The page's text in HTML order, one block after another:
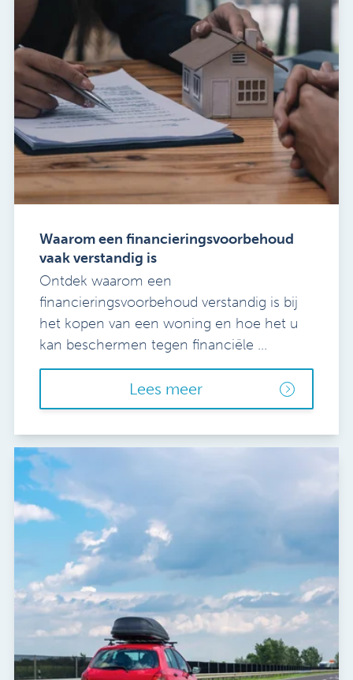
Waarom een financieringsvoorbehoud
vaak verstandig is
Ontdek waarom een
financieringsvoorbehoud verstandig is bij
het kopen van een woning en hoe het u
kan beschermen tegen financiële ...
Lees meer